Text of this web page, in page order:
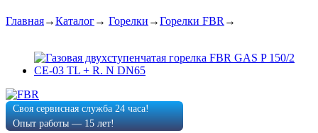
Главная→Каталог→ Горелки →Горелки FBR →
Своя сервисная служба 24 часа!
Опыт работы — 15 лет!